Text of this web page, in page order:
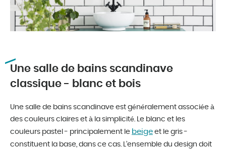
Une salle de bains scandinave
classique - blanc et bois
Une salle de bains scandinave est généralement associée à
des couleurs claires et à la simplicité. Le blanc et les
couleurs pastel - principalement le beige et le gris -
constituent la base, dans ce cas. L’ensemble du design doit